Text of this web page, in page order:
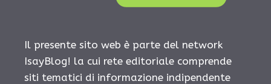
Il presente sito web è parte del network
IsayBlog! la cui rete editoriale comprende
siti tematici di informazione indipendente